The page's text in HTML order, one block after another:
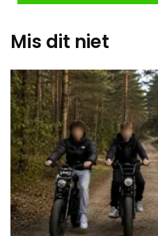
Mis dit niet